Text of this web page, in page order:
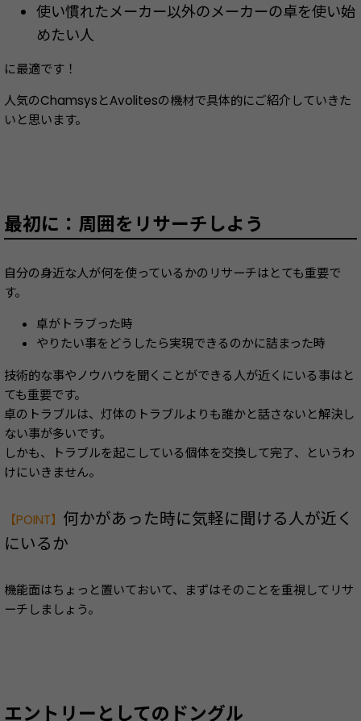
使い慣れたメーカー以外のメーカーの卓を使い始
めたい人
に最適です！
人気のChamsysとAvolitesの機材で具体的にご紹介していきた
いと思います。
最初に：周囲をリサーチしよう
自分の身近な人が何を使っているかのリサーチはとても重要で
す。
卓がトラブった時
やりたい事をどうしたら実現できるのかに詰まった時
技術的な事やノウハウを聞くことができる人が近くにいる事はと
ても重要です。
卓のトラブルは、灯体のトラブルよりも誰かと話さないと解決し
ない事が多いです。
しかも、トラブルを起こしている個体を交換して完了、というわ
けにいきません。
【POINT】 何かがあった時に気軽に聞ける人が近く
にいるか
機能面はちょっと置いておいて、まずはそのことを重視してリサ
ーチしましょう。
エントリーとしてのドングル